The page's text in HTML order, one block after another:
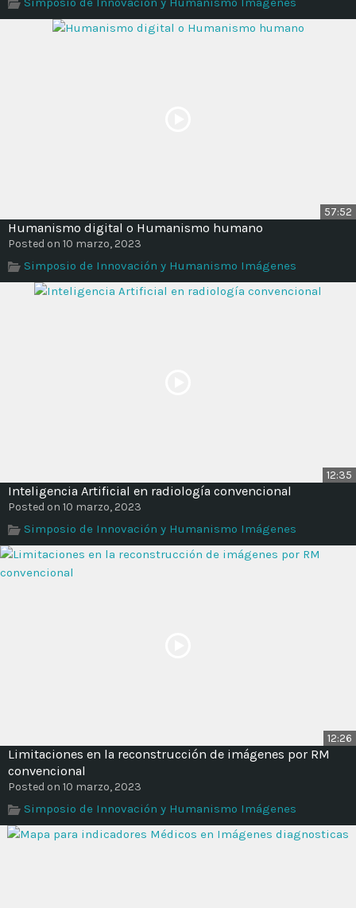
57:52
Humanismo digital o Humanismo humano
Posted on 10 marzo, 2023
Simposio de Innovación y Humanismo Imágenes
12:35
Inteligencia Artificial en radiología convencional
Posted on 10 marzo, 2023
Simposio de Innovación y Humanismo Imágenes
12:26
Limitaciones en la reconstrucción de imágenes por RM
convencional
Posted on 10 marzo, 2023
Simposio de Innovación y Humanismo Imágenes